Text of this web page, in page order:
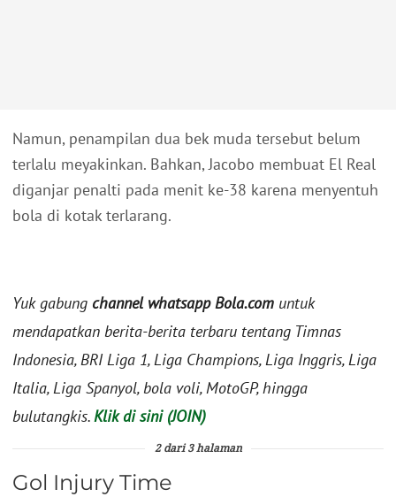
Namun, penampilan dua bek muda tersebut belum
terlalu meyakinkan. Bahkan, Jacobo membuat El Real
diganjar penalti pada menit ke-38 karena menyentuh
bola di kotak terlarang.
Yuk gabung channel whatsapp Bola.com untuk
mendapatkan berita-berita terbaru tentang Timnas
Indonesia, BRI Liga 1, Liga Champions, Liga Inggris, Liga
Italia, Liga Spanyol, bola voli, MotoGP, hingga
bulutangkis.Klik di sini (JOIN)
2 dari 3 halaman
Gol Injury Time